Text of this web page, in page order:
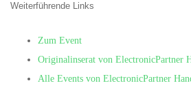
Weiterführende Links
Zum Event
Originalinserat von ElectronicPartner
Alle Events von ElectronicPartner